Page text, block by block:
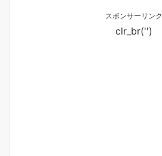
スポンサーリンク
clr_br('')